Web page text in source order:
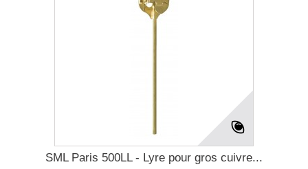
SML Paris 500LL - Lyre pour gros cuivre...